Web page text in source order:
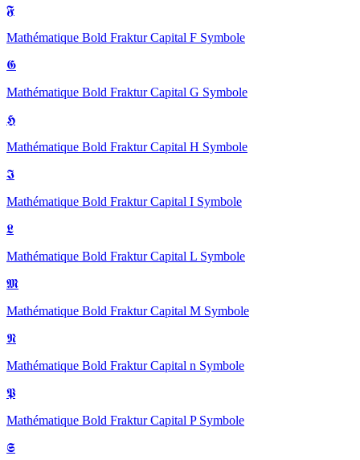
𝕱
Mathématique Bold Fraktur Capital F Symbole
𝕲
Mathématique Bold Fraktur Capital G Symbole
𝕳
Mathématique Bold Fraktur Capital H Symbole
𝕴
Mathématique Bold Fraktur Capital I Symbole
𝕷
Mathématique Bold Fraktur Capital L Symbole
𝕸
Mathématique Bold Fraktur Capital M Symbole
𝕹
Mathématique Bold Fraktur Capital n Symbole
𝕻
Mathématique Bold Fraktur Capital P Symbole
𝕾